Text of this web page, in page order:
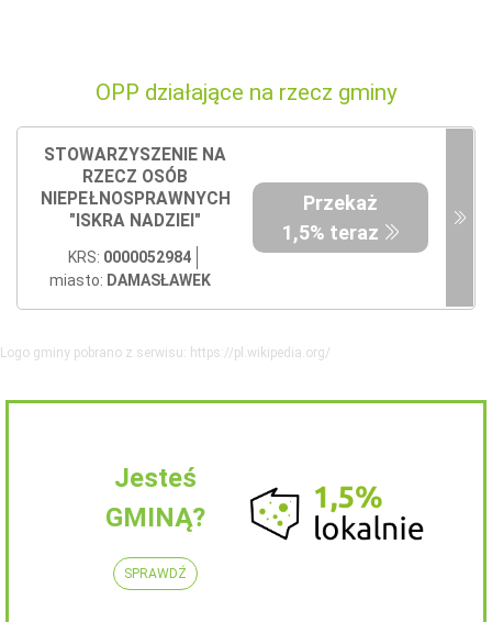
OPP działające na rzecz gminy
STOWARZYSZENIE NA
RZECZ OSÓB
NIEPEŁNOSPRAWNYCH
"ISKRA NADZIEI"
KRS: 0000052984
miasto: DAMASŁAWEK
Przekaż
1,5% teraz
Logo gminy pobrano z serwisu: https://pl.wikipedia.org/
Jesteś
GMINĄ?
SPRAWDŹ